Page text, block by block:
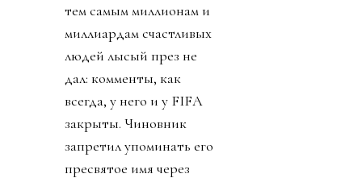
тем самым миллионам и
миллиардам счастливых
людей лысый през не
дал: комменты, как
всегда, у него и у FIFA
закрыты. Чиновник
запретил упоминать его
пресвятое имя через